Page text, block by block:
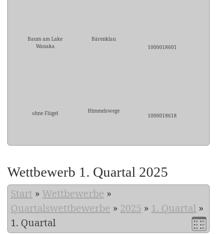
Baum am Lake
Wanaka
Bärenklau
1000018601
ohne Flügel Himmelswege
1000018618
Wettbewerb 1. Quartal 2025
Start » Wettbewerbe »
Quartalswettbewerbe » 2025 » 1. Quartal »
1. Quartal